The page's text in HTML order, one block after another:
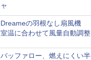
ャ
Dreameの羽根なし扇風機
室温に合わせて風量自動調整
バッファロー、燃えにくい半